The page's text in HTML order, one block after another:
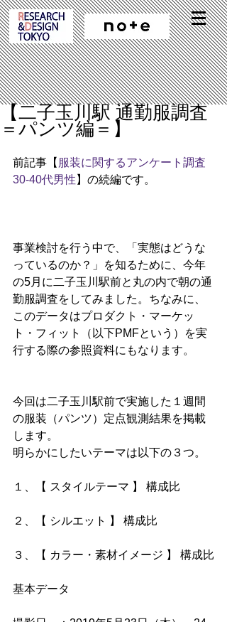
【二子玉川駅 通勤服調査
＝パンツ編＝】
前記事【 服装に関するアンケート調査
30-40代男性 】の続編です。
事業検討を行う中で、「実態はどうな
っているのか？」を知るために、今年
の5月に二子玉川駅前と丸の内で朝の通
勤服調査をしてみました。ちなみに、
このデータはプロダクト・マーケッ
ト・フィット（以下PMFという）を実
行する際の参照資料にもなります。
今回は二子玉川駅前で実施した１週間
の服装（パンツ）定点観測結果を掲載
します。
明らかにしたいテーマは以下の３つ。
１、【 スタイルテーマ 】 構成比
２、【 シルエット 】 構成比
３、【 カラー・素材イメージ 】 構成比
基本データ